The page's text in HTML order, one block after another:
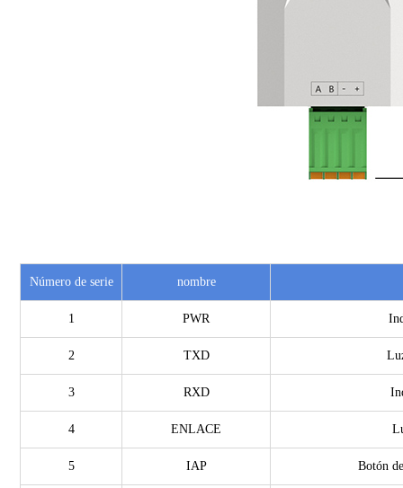
Número de serie nombre
1 PWR
2 TXD
3 RXD
4 ENLACE
5 IAP Botón